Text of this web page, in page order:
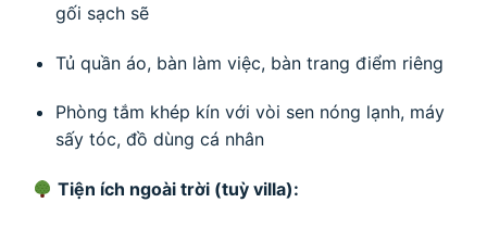
gối sạch sẽ
Tủ quần áo, bàn làm việc, bàn trang điểm riêng
Phòng tắm khép kín với vòi sen nóng lạnh, máy
sấy tóc, đồ dùng cá nhân
Tiện ích ngoài trời (tuỳ villa):